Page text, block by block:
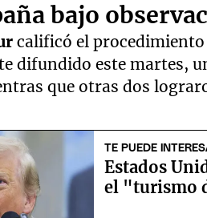
bajo
calificó el
difundido este martes,
que otras dos
TE PUEDE
Estados
el "turismo